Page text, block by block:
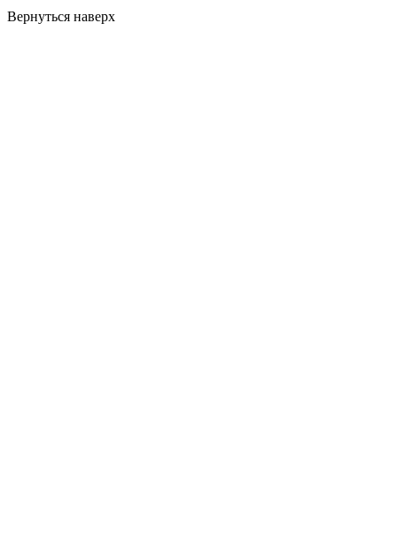
Вернуться наверх